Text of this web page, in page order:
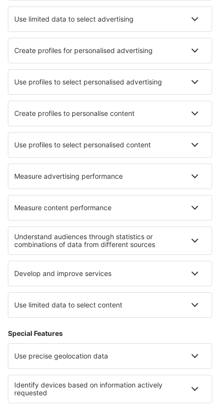
Unterkunft in Santa Cruz Unterkunft in Alvor
Unterkunft in Nazaré Unterkunft in Nordeste
Die besten Unterkünfte - Städte
Unterkunft in Snowshoe Unterkunft in Geisenfeld
Unterkunft in Sarria de Ter Unterkunft in Calatayud
Unterkunft in Malegno Unterkunft Vamdrup
Unterkunft in Hafslo Unterkunft in Phaya Yen
Die besten Unterkünfte - Regionen
Unterkunft auf den Azoren Unterkunft in Porto Santo
Unterkunft Lisbon coast Unterkunft auf Madeira
Unterkunft in Porto Unterkunft im Moseltal
Unterkunft in Coahuila Unterkunft in Lahemaa National Park
Unterkunft im Schwarzwald Unterkunft in Val-Cenis